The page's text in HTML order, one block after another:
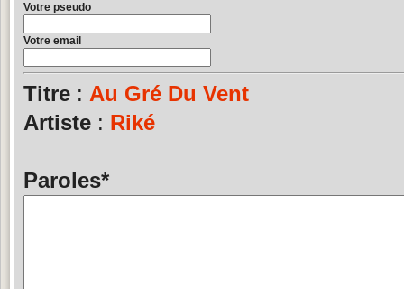
Votre pseudo
Votre email
Titre : Au Gré Du Vent
Artiste : Riké
Paroles*